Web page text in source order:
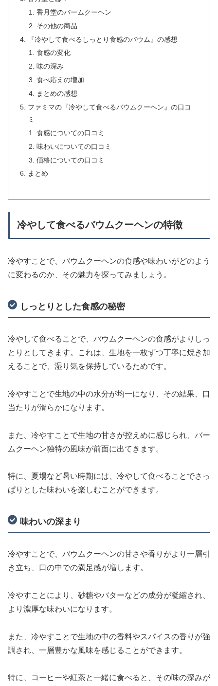
香月堂のバームクーヘン
その他の商品
『冷やして食べるしっとり食感のバウム』の感想
食感の変化
味の深み
食べ応えの増加
まとめの感想
ファミマの『冷やして食べるバウムクーヘン』の口コ
ミ
食感についての口コミ
味わいについての口コミ
価格についての口コミ
まとめ
冷やして食べるバウムクーヘンの特徴
冷やすことで、バウムクーヘンの食感や味わいがどのよう
に変わるのか、その魅力を探ってみましょう。
しっとりとした食感の秘密
冷やして食べることで、バウムクーヘンの食感がよりしっ
とりとしてきます。これは、生地を一枚ずつ丁寧に焼き加
えることで、湿り気を保持しているためです。
冷やすことで生地の中の水分が均一になり、その結果、口
当たりが滑らかになります。
また、冷やすことで生地の甘さが控えめに感じられ、バー
ムクーヘン独特の風味が前面に出てきます。
特に、夏場など暑い時期には、冷やして食べることでさっ
ぱりとした味わいを楽しむことができます。
味わいの深まり
冷やすことで、バウムクーヘンの甘さや香りがより一層引
き立ち、口の中での満足感が増します。
冷やすことにより、砂糖やバターなどの成分が凝縮され、
より濃厚な味わいになります。
また、冷やすことで生地の中の香料やスパイスの香りが強
調され、一層豊かな風味を感じることができます。
特に、コーヒーや紅茶と一緒に食べると、その味の深みが